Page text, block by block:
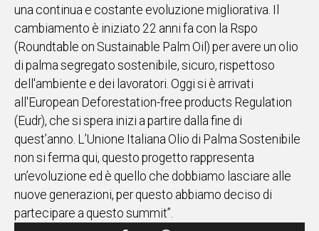
una continua e costante evoluzione migliorativa. Il
cambiamento è iniziato 22 anni fa con la Rspo
(Roundtable on Sustainable Palm Oil) per avere un olio
di palma segregato sostenibile, sicuro, rispettoso
dell'ambiente e dei lavoratori. Oggi si è arrivati
all'European Deforestation-free products Regulation
(Eudr), che si spera inizi a partire dalla fine di
quest’anno. L’Unione Italiana Olio di Palma Sostenibile
non si ferma qui, questo progetto rappresenta
un’evoluzione ed è quello che dobbiamo lasciare alle
nuove generazioni, per questo abbiamo deciso di
partecipare a questo summit”.